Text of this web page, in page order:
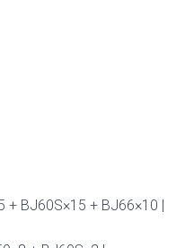
+ BJ60S×15 + BJ66×10 |